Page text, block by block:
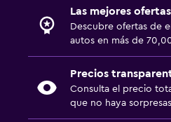
Las mejores
Descubre ofertas de
autos en más de
Precios
Consulta el precio
que no haya